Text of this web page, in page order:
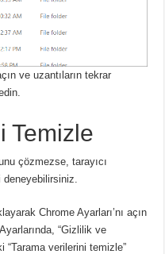
ve uzantıların tekrar
Temizle
çözmezse, tarayıcı
Chrome Ayarları’nı açın
“Gizlilik ve
verilerini temizle”